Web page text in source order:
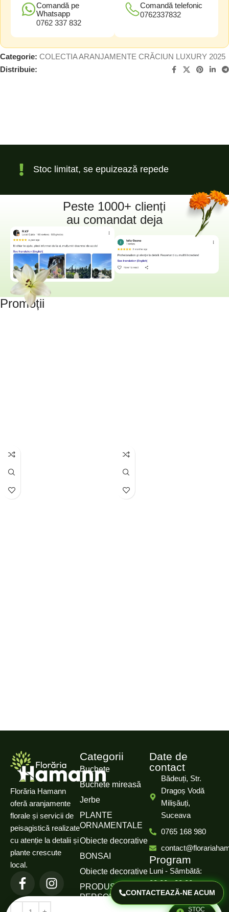
Comandă pe
Whatsapp
0762 337 832
Comandă telefonic
0762337832
Categorie: COLECTIA ARANJAMENTE CRĂCIUN LUXURY 2025
Distribuie:
Stoc limitat, se epuizează repede
Peste 1000+ clienți
au comandat deja
Promoții
STOC
Florăria Hamann
oferă aranjamente
florale și servicii de
peisagistică realizate
cu atenție la detalii și
plante crescute
local.
Categorii
Buchete
Buchete mireasă
Jerbe
PLANTE
ORNAMENTALE
Obiecte decorative
BONSAI
Obiecte decorative
PRODUSE
PERSONALIZATE
Date de
contact
Bădeuți, Str.
Dragoș Vodă
Milișăuți,
Suceava
0765 168 980
Program
Luni - Sâmbătă:
08:00 - 20:00
CONTACTEAZĂ-NE ACUM